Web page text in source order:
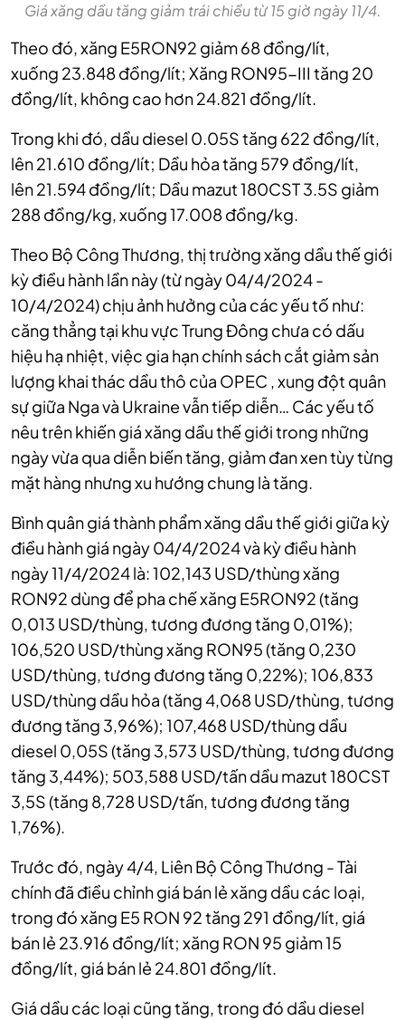
Giá xăng dầu tăng giảm trái chiều từ 15 giờ ngày 11/4.
Theo đó, xăng E5RON92 giảm 68 đồng/lít,
xuống 23.848 đồng/lít; Xăng RON95-III tăng 20
đồng/lít, không cao hơn 24.821 đồng/lít.
Trong khi đó, dầu diesel 0.05Stăng 622 đồng/lít,
lên21.610 đồng/lít; Dầu hỏatăng 579 đồng/lít,
lên21.594 đồng/lít; Dầu mazut 180CST 3.5S giảm
288 đồng/kg, xuống17.008 đồng/kg.
Theo Bộ Công Thương, thị trường xăng dầu thế giới
kỳ điều hành lần này (từ ngày 04/4/2024 -
10/4/2024) chịu ảnh hưởng của các yếu tố như:
căng thẳng tại khu vực Trung Đông chưa có dấu
hiệu hạ nhiệt, việc gia hạn chính sách cắt giảm sản
lượng khai thác dầu thô của OPEC , xung đột quân
sự giữa Nga và Ukraine vẫn tiếp diễn… Các yếu tố
nêu trên khiến giá xăng dầu thế giới trong những
ngày vừa qua diễn biến tăng, giảm đan xen tùy từng
mặt hàng nhưng xu hướng chung là tăng.
Bình quân giá thành phẩm xăng dầu thế giới giữa kỳ
điều hành giá ngày 04/4/2024 và kỳ điều hành
ngày 11/4/2024 là: 102,143 USD/thùng xăng
RON92 dùng để pha chế xăng E5RON92 (tăng
0,013 USD/thùng, tương đương tăng 0,01%);
106,520 USD/thùng xăng RON95 (tăng 0,230
USD/thùng, tương đương tăng 0,22%); 106,833
USD/thùng dầu hỏa (tăng 4,068 USD/thùng, tương
đương tăng 3,96%); 107,468 USD/thùng dầu
diesel 0,05S (tăng 3,573 USD/thùng, tương đương
tăng 3,44%); 503,588 USD/tấn dầu mazut 180CST
3,5S (tăng 8,728 USD/tấn, tương đương tăng
1,76%).
Trước đó, ngày 4/4, Liên Bộ Công Thương - Tài
chính đã điều chỉnh giá bán lẻ xăng dầu các loại,
trong đó xăng E5 RON 92 tăng 291 đồng/lít, giá
bán lẻ 23.916 đồng/lít; xăng RON 95 giảm 15
đồng/lít, giá bán lẻ 24.801 đồng/lít.
Giá dầu các loại cũng tăng, trong đó dầu diesel